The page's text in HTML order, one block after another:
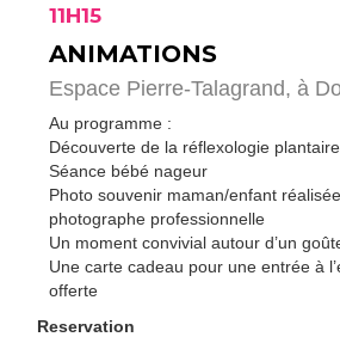
11H15
ANIMATIONS
Espace Pierre-Talagrand, à
Au programme :
Découverte de la réflexologie
Séance bébé nageur
Photo souvenir maman/enfant
photographe professionnelle
Un moment convivial autour d’un
Une carte cadeau pour une entrée à
offerte
Reservation